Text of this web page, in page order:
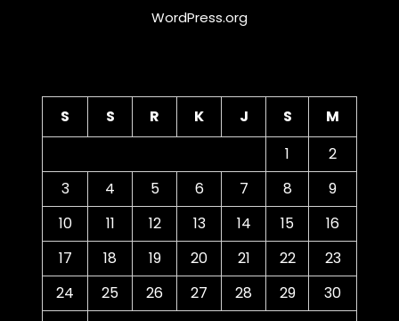
WordPress.org
S S R K J S
M
1
2
3
4 5 6 7 8
9
10
11 12 13 14 15
16
17
18 19 20 21 22
23
24
25 26 27 28 29
30